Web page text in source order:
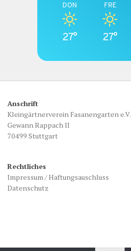
DON
27°
FRE
27°
Anschrift
Kleingärtnerverein Fasanengarten e.V.
Gewann Rappach II
70499 Stuttgart
Rechtliches
Impressum / Haftungsauschluss
Datenschutz